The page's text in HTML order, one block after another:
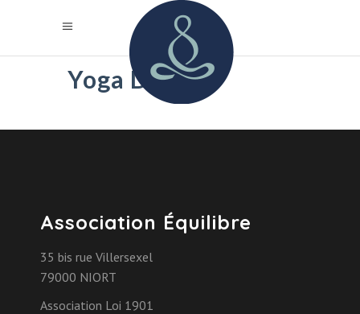
Yoga Dance
Association Équilibre
35 bis rue Villersexel
79000 NIORT
Association Loi 1901